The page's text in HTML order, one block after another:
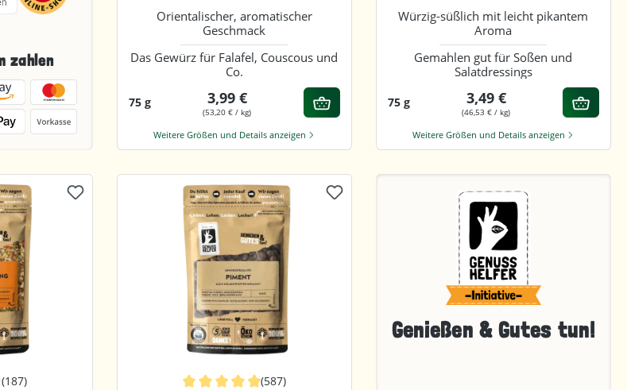
zahlen
Orientalischer, aromatischer
Geschmack
Das Gewürz für Falafel, Couscous und
Co.
75 g 3,99 €
(53,20 € / kg)
Weitere Größen und Details anzeigen
Würzig-süßlich mit leicht pikantem
Aroma
Gemahlen gut für Soßen und
Salatdressings
75 g 3,49 €
(46,53 € / kg)
Weitere Größen und Details anzeigen
(187) (587)
Genießen &Gutes tun!